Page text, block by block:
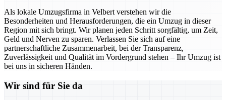
Als lokale Umzugsfirma in Velbert verstehen wir die
Besonderheiten und Herausforderungen, die ein Umzug in dieser
Region mit sich bringt. Wir planen jeden Schritt sorgfältig, um Zeit,
Geld und Nerven zu sparen. Verlassen Sie sich auf eine
partnerschaftliche Zusammenarbeit, bei der Transparenz,
Zuverlässigkeit und Qualität im Vordergrund stehen – Ihr Umzug ist
bei uns in sicheren Händen.
Wir sind für Sie da